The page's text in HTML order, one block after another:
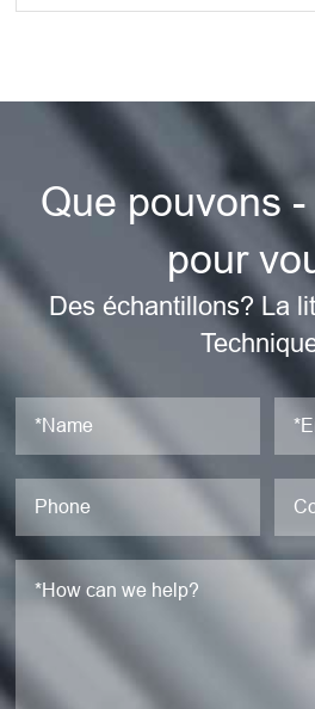
Que pouvons
pour
Des échantillons? La